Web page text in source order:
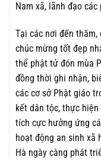
Nam xã, lãnh đạo
Tại các nơi đến
chúc mừng tốt đẹp
thể phật tử đón mùa
đồng thời ghi nhận,
các cơ sở Phật giáo
kết dân tộc, thực hiện
tích cực hưởng ứng
hoạt động an sinh xã
Hà ngày càng phát